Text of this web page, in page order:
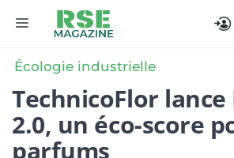
MENU
Écologie industrielle
TechnicoFlor
2.0, un éco-score
parfums